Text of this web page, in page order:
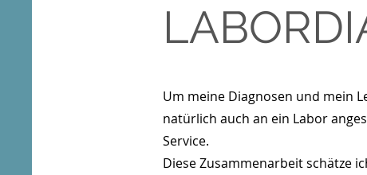
Um meine Diagnosen und mein
natürlich auch an ein Labor
Service.
Diese Zusammenarbeit schätze